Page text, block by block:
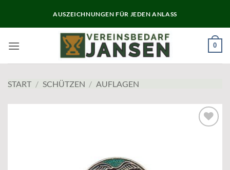
AUSZEICHNUNGEN FÜR JEDEN ANLASS
0
START / SCHÜTZEN / AUFLAGEN